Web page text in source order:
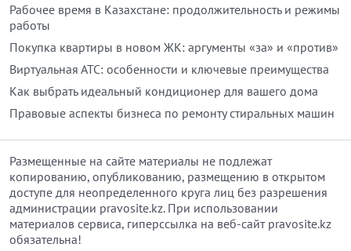
Рабочее время в Казахстане: продолжительность и режимы
работы
Покупка квартиры в новом ЖК: аргументы «за» и «против»
Виртуальная АТС: особенности и ключевые преимущества
Как выбрать идеальный кондиционер для вашего дома
Правовые аспекты бизнеса по ремонту стиральных машин
Размещенные на сайте материалы не подлежат
копированию, опубликованию, размещению в открытом
доступе для неопределенного круга лиц без разрешения
администрации pravosite.kz. При использовании
материалов сервиса, гиперссылка на веб-сайт pravosite.kz
обязательна!